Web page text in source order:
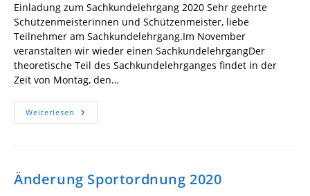
Einladung zum Sachkundelehrgang 2020 Sehr geehrte
Schützenmeisterinnen und Schützenmeister, liebe
Teilnehmer am Sachkundelehrgang.Im November
veranstalten wir wieder einen SachkundelehrgangDer
theoretische Teil des Sachkundelehrganges findet in der
Zeit von Montag, den…
Weiterlesen Sachkundelehrgang
2020
Änderung Sportordnung 2020